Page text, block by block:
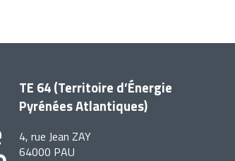
TE 64 (Territoire d’Énergie
Pyrénées Atlantiques)
4, rue Jean ZAY
64000 PAU